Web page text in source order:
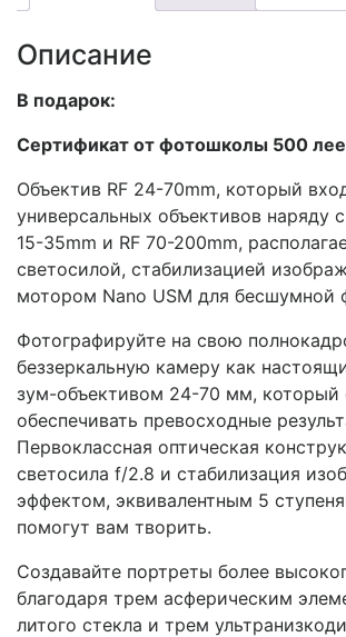
Описание
В подарок:
Сертификат от фотошколы 500
Объектив RF 24-70mm, который
универсальных объективов наряду
15-35mm и RF 70-200mm,
светосилой, стабилизацией
мотором Nano USM для бесшумной
Фотографируйте на свою
беззеркальную камеру как
зум-объективом 24-70 мм, который
обеспечивать превосходные
Первоклассная оптическая
светосила f/2.8 и стабилизация
эффектом, эквивалентным 5
помогут вам творить.
Создавайте портреты более
благодаря трем асферическим
литого стекла и трем